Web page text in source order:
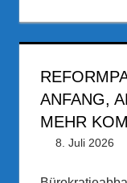
ANFANG,
MEHR
8. Juli 2026